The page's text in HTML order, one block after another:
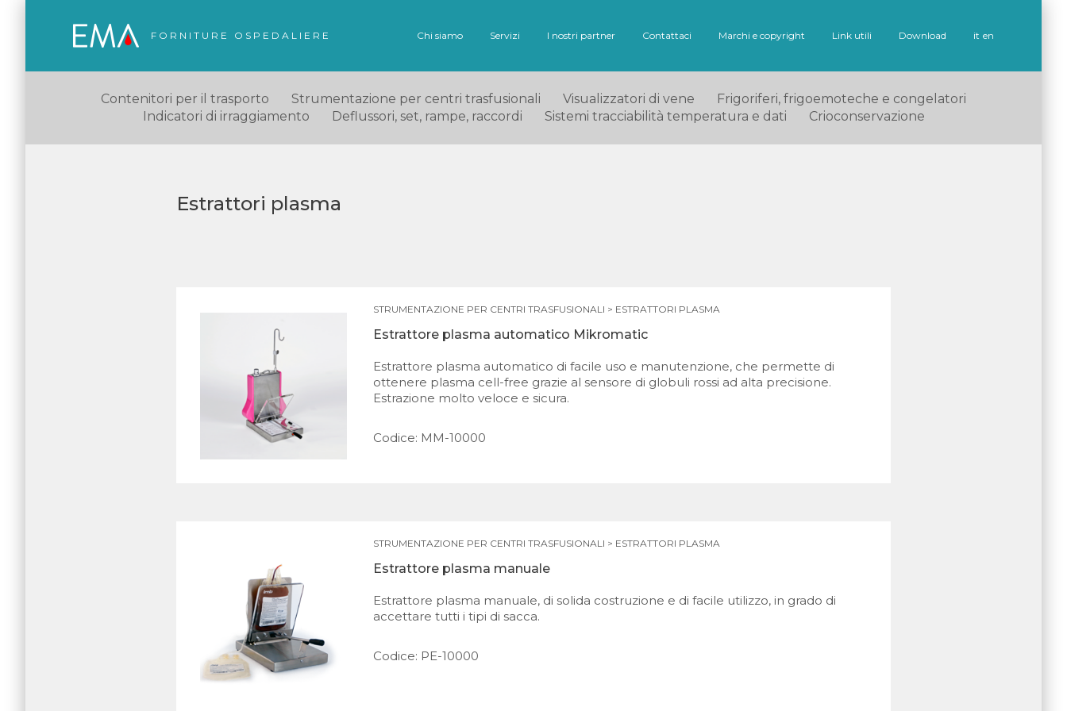
FORNITURE OSPEDALIERE Chi siamo Servizi I nostri partner Contattaci Marchi e copyright Link utili Download it en
Contenitori per il trasporto Strumentazione per centri trasfusionali Visualizzatori di vene
Frigoriferi, frigoemoteche e congelatori
Indicatori di irraggiamento
Deflussori, set, rampe, raccordi Sistemi tracciabilità temperatura e dati Crioconservazione
Estrattori plasma
STRUMENTAZIONE PER CENTRI TRASFUSIONALI > ESTRATTORI PLASMA
Estrattore plasma automatico Mikromatic
Estrattore plasma automatico di facile uso e manutenzione, che permette di
ottenere plasma cell-free grazie al sensore di globuli rossi ad alta precisione.
Estrazione molto veloce e sicura.
Codice: MM-10000
STRUMENTAZIONE PER CENTRI TRASFUSIONALI > ESTRATTORI PLASMA
Estrattore plasma manuale
Estrattore plasma manuale, di solida costruzione e di facile utilizzo, in grado di
accettare tutti i tipi di sacca.
Codice: PE-10000